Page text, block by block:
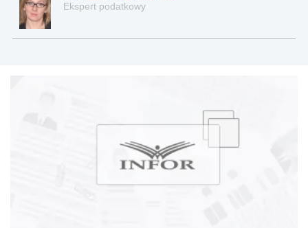
Ekspert podatkowy